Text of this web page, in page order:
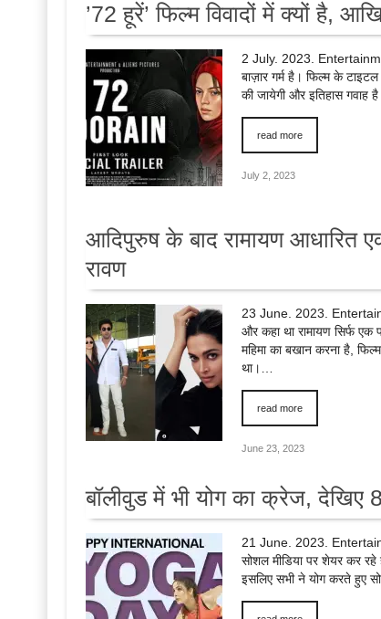
’72 हूरें’ फिल्म विवादों में क्यों है,
2 July. 2023.
बाज़ार गर्म है। फिल्म के
की जायेगी और इतिहास गवाह
read more
July 2, 2023
आदिपुरुष के बाद रामायण आधारित
रावण
23 June. 2023.
और कहा था रामायण सिर्फ एक
महिमा का बखान करना है,
था।…
read more
June 23, 2023
बॉलीवुड में भी योग का क्रेज,
21 June. 2023.
सोशल मीडिया पर शेयर कर
इसलिए सभी ने योग करते हुए